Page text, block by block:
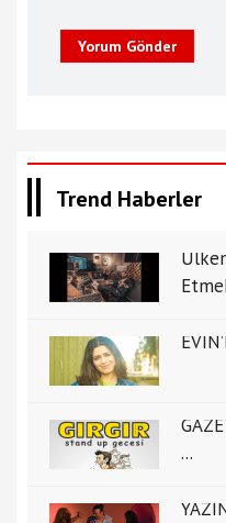
Yorum Gönder
Trend Haberler
...